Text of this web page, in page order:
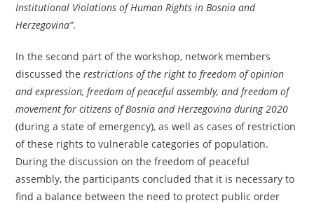
Institutional Violations of Human Rights in Bosnia and
Herzegovina”.
In the second part of the workshop, network members
discussed therestrictions of the right to freedom of opinion
and expression, freedom of peaceful assembly, and freedom of
movement for citizens of Bosnia and Herzegovina during 2020
(during a state of emergency), as well as cases of restriction
of these rights to vulnerable categories of population.
During the discussion on the freedom of peaceful
assembly, the participants concluded that it is necessary to
find a balance between the need to protect public order